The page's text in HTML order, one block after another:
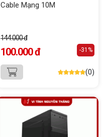
Cable Mạng 10M
144.000 đ
100.000 đ -31%
(0)